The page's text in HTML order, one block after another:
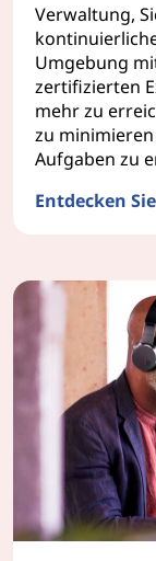
Verwaltung,
Umgebung
zertifizierten
mehr zu
zu
Aufgaben zu
Entdecken